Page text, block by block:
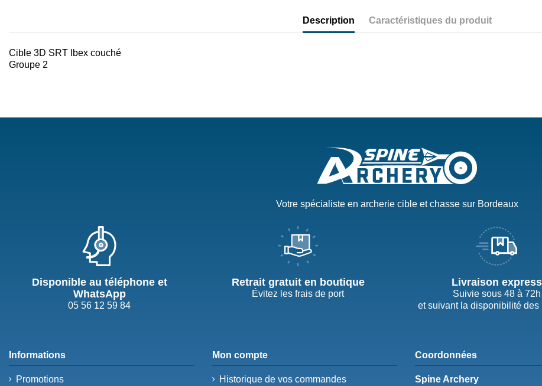
Description Caractéristiques du produit
Cible 3D SRT Ibex couché
Groupe 2
Votre spécialiste en archerie cible et chasse sur Bordeaux
Disponible au téléphone et
WhatsApp
05 56 12 59 84
Retrait gratuit en boutique
Évitez les frais de port
Livraison express
Suivie sous 48 à 72h
et suivant la disponibilité des
Informations
Promotions
Mon compte
Historique de vos commandes
Coordonnées
Spine Archery